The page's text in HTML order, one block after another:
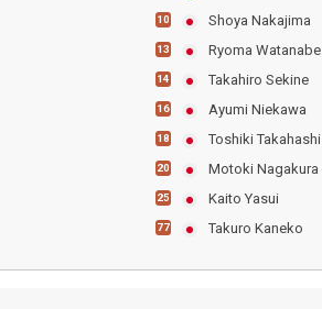
10 Shoya Nakajima
13 Ryoma Watanabe
14 Takahiro Sekine
16 Ayumi Niekawa
18 Toshiki Takahashi
20 Motoki Nagakura
25 Kaito Yasui
77 Takuro Kaneko